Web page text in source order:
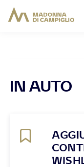
IN AUTO